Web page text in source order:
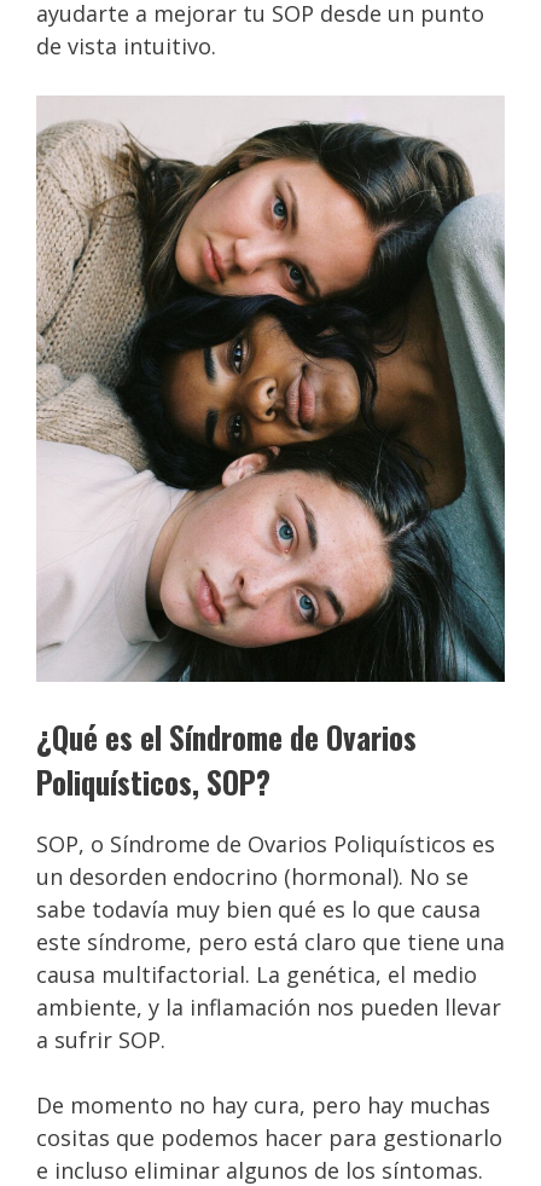
ayudarte a mejorar tu SOP desde un punto
de vista intuitivo.
¿Qué es el Síndrome de Ovarios
Poliquísticos, SOP?
SOP, o Síndrome de Ovarios Poliquísticos es
un desorden endocrino (hormonal). No se
sabe todavía muy bien qué es lo que causa
este síndrome, pero está claro que tiene una
causa multifactorial. La genética, el medio
ambiente, y la inflamación nos pueden llevar
a sufrir SOP.
De momento no hay cura, pero hay muchas
cositas que podemos hacer para gestionarlo
e incluso eliminar algunos de los síntomas.